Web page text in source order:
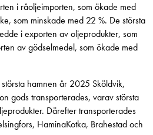
i råoljeimporten, som ökade med
som minskade med 22 %. De största
i exporten av oljeprodukter, som
av gödselmedel, som ökade med
hamnen år 2025 Sköldvik,
gods transporterades, varav största
Därefter transporterades
HaminaKotka, Brahestad och